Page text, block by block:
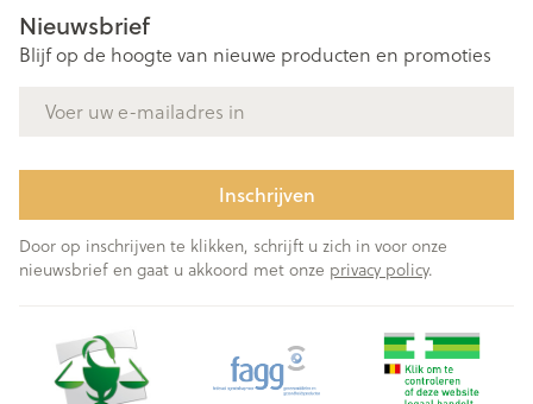
Nieuwsbrief
Blijf op de hoogte van nieuwe producten en promoties
Inschrijven
Door op inschrijven te klikken, schrijft u zich in voor onze
nieuwsbrief en gaat u akkoord met onze privacy policy.